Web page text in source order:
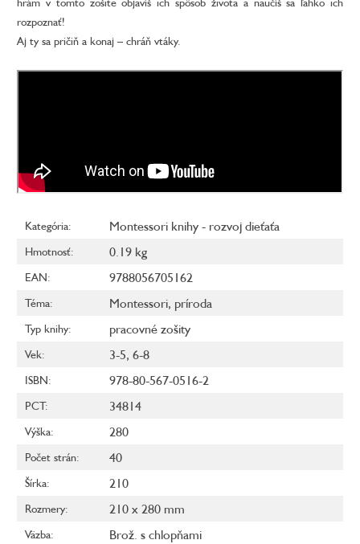
rozpoznať!
Aj ty sa pričiň a konaj – chráň vtáky.
Kategória: Montessori knihy - rozvoj dieťaťa
Hmotnosť: 0.19 kg
EAN: 9788056705162
Téma: Montessori, príroda
Typ knihy: pracovné zošity
Vek: 3-5, 6-8
ISBN: 978-80-567-0516-2
PCT: 34814
Výška: 280
Počet strán: 40
Šírka: 210
Rozmery: 210 x 280 mm
Väzba: Brož. s chlopňami